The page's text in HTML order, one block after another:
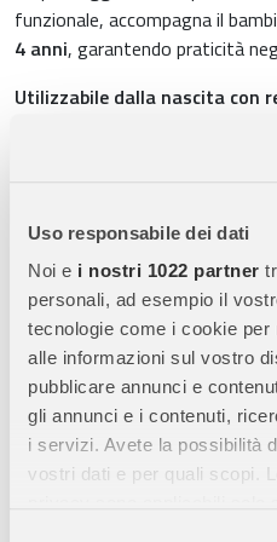
Uso responsabile dei dati
Noi e i nostri 1022 partner
personali, ad esempio il
tecnologie come i cookie
alle informazioni sul vostro
pubblicare annunci e
gli annunci e i contenuti,
i servizi. Avete la possibilità
vostri dati e per quali scopi.
funzionale, accompagna il
4 anni, garantendo praticità
Utilizzabile dalla nascita con
primi giorni. Il bambino può
Chiusura compatta con una
consente diripiegare il
rendendolo perfetto per taxi,
soluzione pratica per genitori
Ruote all-terrain per guida
terreniassicurano stabilità e
superfici. Ideale per
irregolari, garantendo comfort